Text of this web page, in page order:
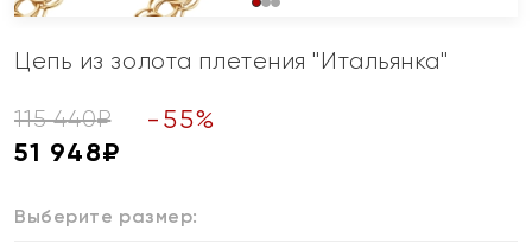
Цепь из золота плетения "Итальянка"
115 440₽ - 55%
51 948₽
Выберите размер: